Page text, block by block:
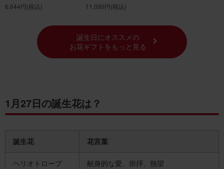
1月の誕生花一覧
誕生花でフラワーギフトを贈ろう！
6,644円(税込) 11,090円(税込)
誕生日にオススメの
お花ギフトをもっと見る
1月27日の誕生花は？
誕生花 花言葉
ヘリオトロープ 献身的な愛、崇拝、熱望